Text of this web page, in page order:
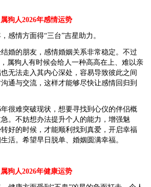
属狗人2026年感情运势
感情方面得“三台”吉星助力。
婚的朋友，感情婚姻关系非常稳定。不过
属狗人有时候会给人一种高高在上、难以亲
无法走入其内心深处，容易导致彼此之间
通与交流，这样才能够尽快让感情回归到
很难突破现状，想要寻找到心仪的伴侣概
。不妨想办法提升个人的能力，增强魅
好的时候，才能顺利找到真爱，开启幸福
活。希望早日脱单、婚姻圆满幸福。
属狗人2026年健康运势